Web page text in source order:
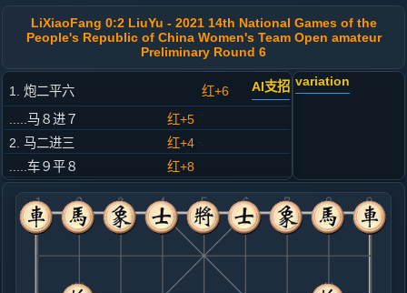
LiXiaoFang 0:2 LiuYu - 2021 14th National Games of the
People's Republic of China Women's Team Open amateur
Preliminary Round 6
1. 炮二平六 红+6 AI支招
.....马８进７
红+5
2. 马二进三
红+4
.....车９平８
红+8
3. 车一平二
红+5
.....卒７进１
红+3
4. 车二进四
红+0
.....砲８平９
红+3
5. 车二平四
红+2
variation